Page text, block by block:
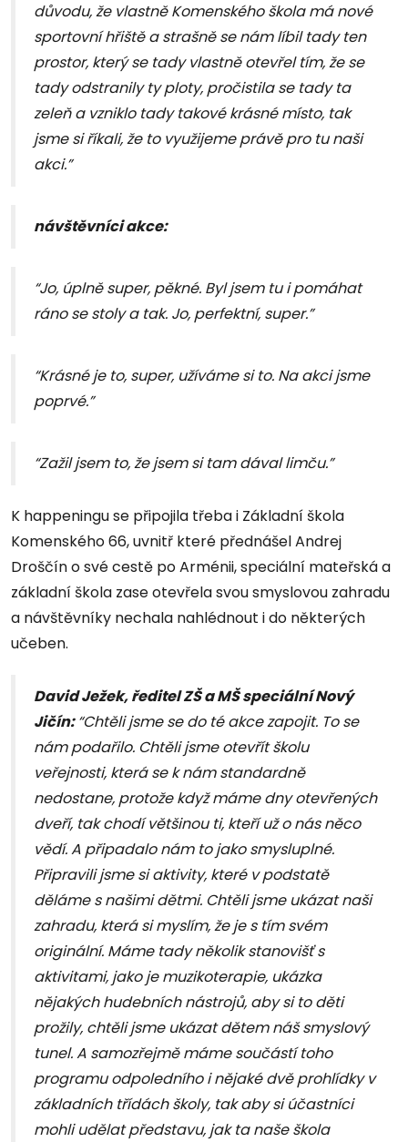
důvodu, že vlastně Komenského škola má nové
sportovní hřiště a strašně se nám líbil tady ten
prostor, který se tady vlastně otevřel tím, že se
tady odstranily ty ploty, pročistila se tady ta
zeleň a vzniklo tady takové krásné místo, tak
jsme si říkali, že to využijeme právě pro tu naši
akci.”
návštěvníci akce:
“Jo, úplně super, pěkné. Byl jsem tu i pomáhat
ráno se stoly a tak. Jo, perfektní, super.”
“Krásné je to, super, užíváme si to. Na akci jsme
poprvé.”
“Zažil jsem to, že jsem si tam dával limču.”
K happeningu se připojila třeba i Základní škola
Komenského 66, uvnitř které přednášel Andrej
Droščín o své cestě po Arménii, speciální mateřská a
základní škola zase otevřela svou smyslovou zahradu
a návštěvníky nechala nahlédnout i do některých
učeben.
David Ježek, ředitel ZŠ a MŠ speciální Nový
Jičín:“Chtěli jsme se do té akce zapojit. To se
nám podařilo. Chtěli jsme otevřít školu
veřejnosti, která se k nám standardně
nedostane, protože když máme dny otevřených
dveří, tak chodí většinou ti, kteří už o nás něco
vědí. A připadalo nám to jako smysluplné.
Připravili jsme si aktivity, které v podstatě
děláme s našimi dětmi. Chtěli jsme ukázat naši
zahradu, která si myslím, že je s tím svém
originální. Máme tady několik stanovišť s
aktivitami, jako je muzikoterapie, ukázka
nějakých hudebních nástrojů, aby si to děti
prožily, chtěli jsme ukázat dětem náš smyslový
tunel. A samozřejmě máme součástí toho
programu odpoledního i nějaké dvě prohlídky v
základních třídách školy, tak aby si účastníci
mohli udělat představu, jak ta naše škola